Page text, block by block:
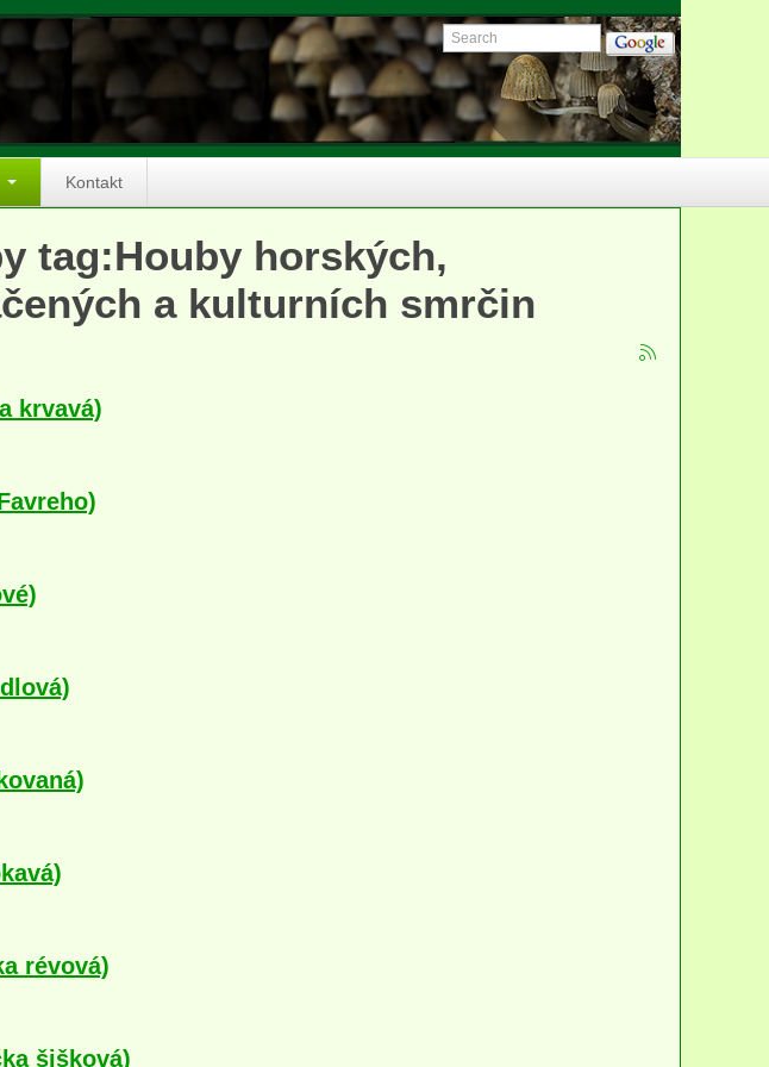
Kontakt
tag:Houby horských,
a kulturních smrčin
krvavá)
révová)
šišková)